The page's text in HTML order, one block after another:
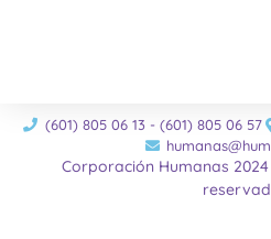
(601) 805 06 13 - (601) 805 06 57
Corporación Humanas